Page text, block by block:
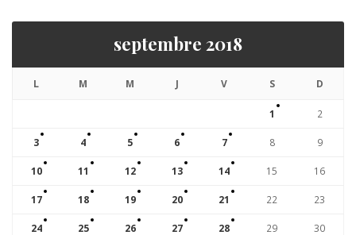
septembre 2018
L M M J V S D
1 2
3 4 5 6 7 8 9
10 11 12 13 14 15 16
17 18 19 20 21 22 23
24 25 26 27 28 29 30